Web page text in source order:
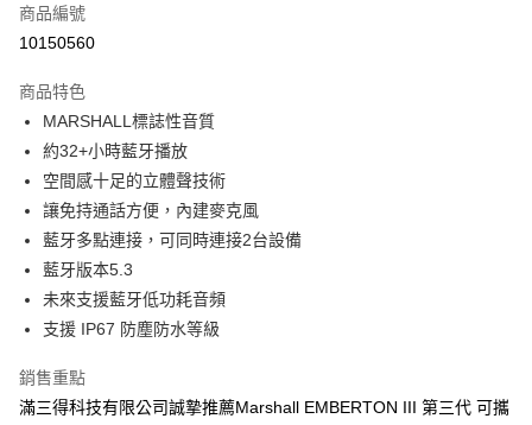
每筆NT$130，滿NT$399(含以上)免運費
商品編號
10150560
商品特色
MARSHALL標誌性音質
約32+小時藍牙播放
空間感十足的立體聲技術
讓免持通話方便，內建麥克風
藍牙多點連接，可同時連接2台設備
藍牙版本5.3
未來支援藍牙低功耗音頻
支援 IP67 防塵防水等級
銷售重點
滿三得科技有限公司誠摯推薦Marshall EMBERTON III 第三代 可攜